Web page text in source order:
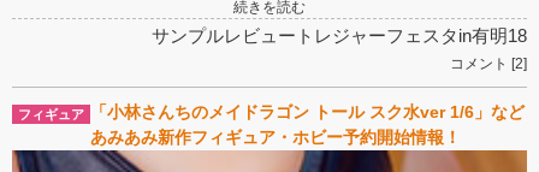
続きを読む
サンプルレビュー トレジャーフェスタin有明18
コメント [2]
「小林さんちのメイドラゴン トール スク水ver 1/6」など
あみあみ新作フィギュア・ホビー予約開始情報！